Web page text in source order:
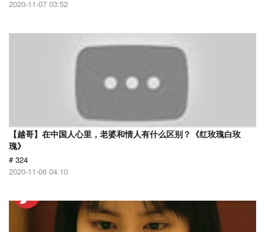
2020-11-07 03:52
【越哥】在中国人心里，老婆和情人有什么区别？《红玫瑰白玫
瑰》
# 324
2020-11-06 04:10